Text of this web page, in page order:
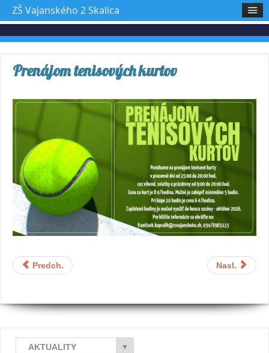
Prenájom tenisových kurtov
Predch. Nasl.
AKTUALITY ▼
ZŠ Vajanského 2 Skalica